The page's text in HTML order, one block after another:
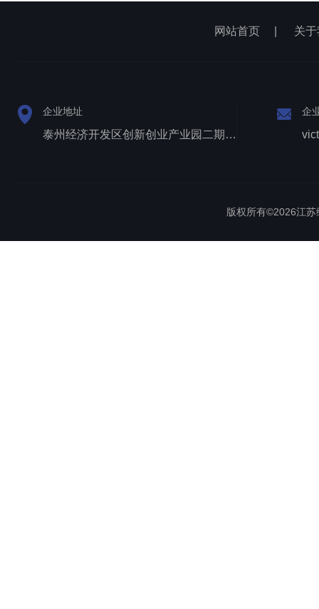
网站首页 关
企业地址
泰州经济开发区创新创业产业园二期1号厂房西侧三层
企
版权所有©2026江